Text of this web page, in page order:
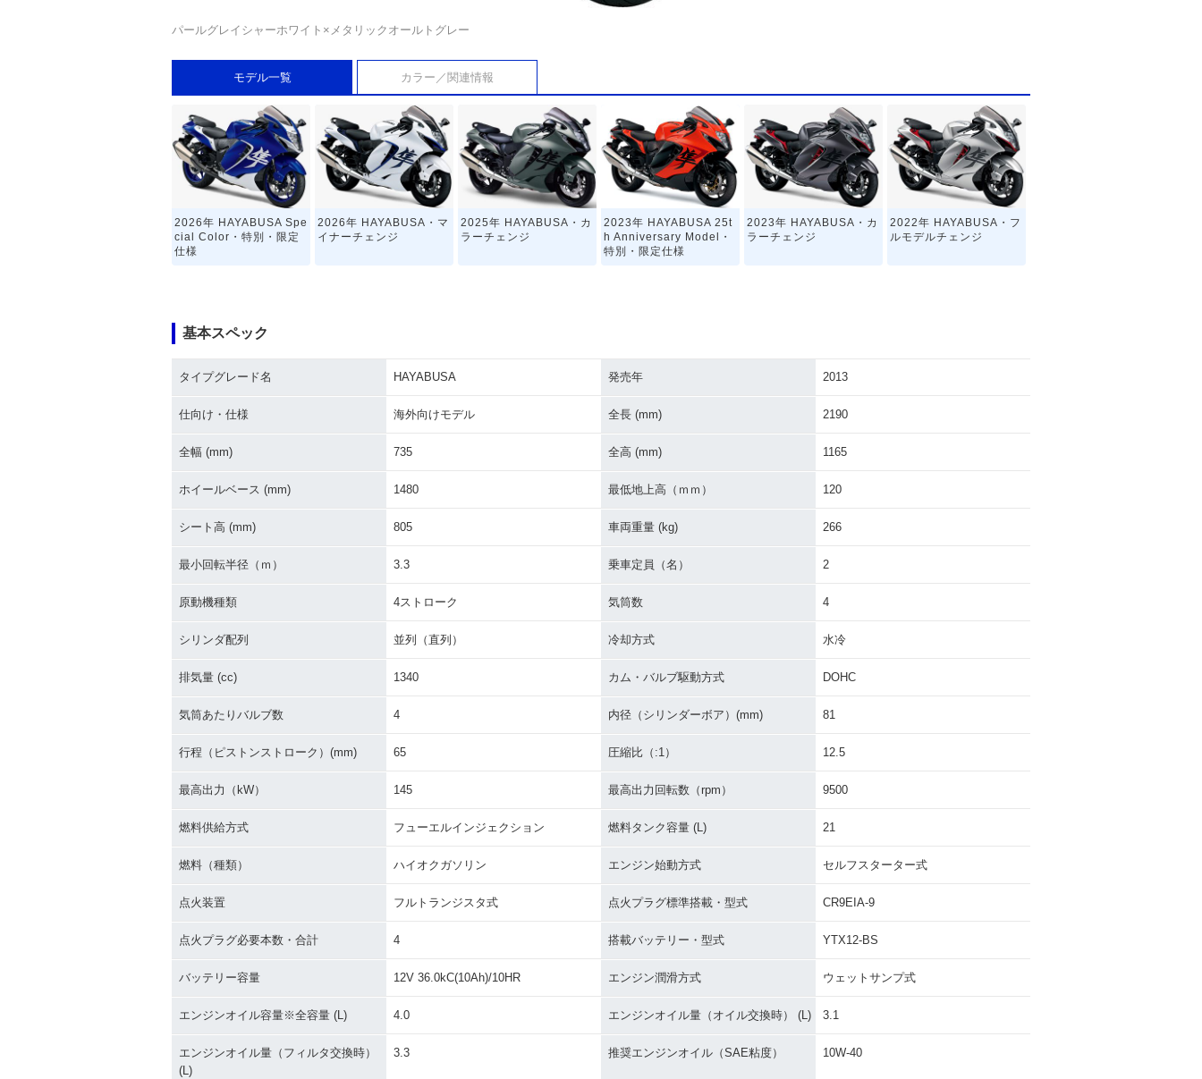
パールグレイシャーホワイト×メタリックオールトグレー
モデル一覧 カラー／関連情報
2026年 HAYABUSA Spe
cial Color・特別・限定
仕様
2026年 HAYABUSA・マ
イナーチェンジ
2025年 HAYABUSA・カ
ラーチェンジ
2023年 HAYABUSA 25t
h Anniversary Model・
特別・限定仕様
2023年 HAYABUSA・カ
ラーチェンジ
2022年 HAYABUSA・フ
ルモデルチェンジ
A）
2016年 HAYABUSA
2015年 隼（HAYABUS
2014年 隼（HAYABUS
A）・新登場
2014年 HAYABUSA
2013年 HAYABUSA
2012年 HAYABUSA 130
2010年 HAYABUSA 130
2009年 HAYABUSA 130
0・カラーチェンジ
0
YABUSA・カラーチェン
ジ
YABUSA
2001年 GSX1300R HA
YABUSA
2000年 GSX1300R HA
基本スペック
タイプグレード名 HAYABUSA 発売年 2013
仕向け・仕様 海外向けモデル 全長 (mm) 2190
全幅 (mm) 735 全高 (mm) 1165
ホイールベース (mm) 1480 最低地上高（ｍｍ） 120
シート高 (mm) 805 車両重量 (kg) 266
最小回転半径（ｍ） 3.3 乗車定員（名） 2
原動機種類 4ストローク 気筒数 4
シリンダ配列 並列（直列） 冷却方式 水冷
排気量 (cc) 1340 カム・バルブ駆動方式 DOHC
気筒あたりバルブ数 4 内径（シリンダーボア）(mm) 81
行程（ピストンストローク）(mm) 65 圧縮比（:1） 12.5
最高出力（kW） 145 最高出力回転数（rpm） 9500
燃料供給方式 フューエルインジェクション 燃料タンク容量 (L) 21
燃料（種類） ハイオクガソリン エンジン始動方式 セルフスターター式
点火装置 フルトランジスタ式 点火プラグ標準搭載・型式 CR9EIA-9
点火プラグ必要本数・合計 4 搭載バッテリー・型式 YTX12-BS
バッテリー容量 12V 36.0kC(10Ah)/10HR エンジン潤滑方式 ウェットサンプ式
エンジンオイル容量※全容量 (L) 4.0 エンジンオイル量（オイル交換時） (L) 3.1
エンジンオイル量（フィルタ交換時）
(L)
3.3 推奨エンジンオイル（SAE粘度） 10W-40